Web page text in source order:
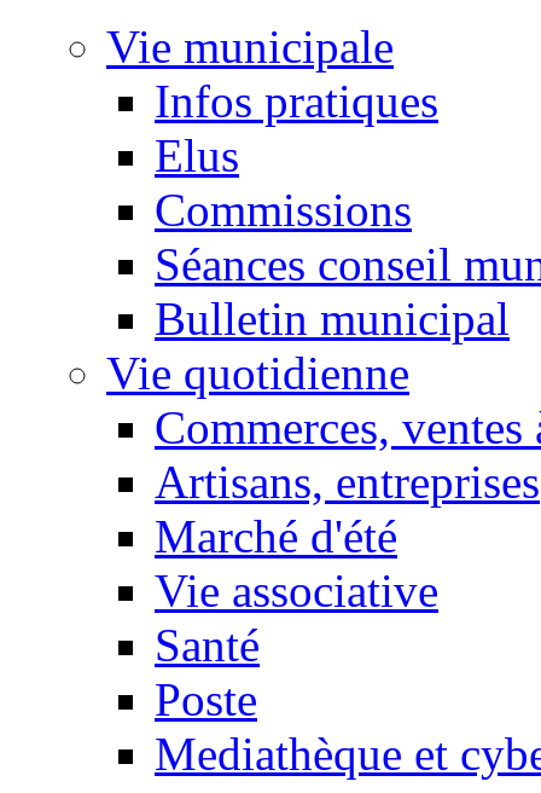
Vie municipale
Infos pratiques
Elus
Commissions
Séances conseil
Bulletin municipal
Vie quotidienne
Commerces, ventes
Artisans, entreprises
Marché d'été
Vie associative
Santé
Poste
Mediathèque et